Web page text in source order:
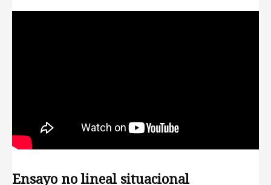
Ensayo no lineal situacional